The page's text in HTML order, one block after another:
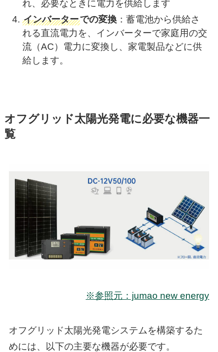
れ、必要なときに電力を供給します
インバーターでの変換 ：​蓄電池から供給さ
れる直流電力を、インバーターで家庭用の交
流（AC）電力に変換し、家電製品などに供
給します。
オフグリッド太陽光発電に必要な機器一
覧
※参照元：jumao new energy
オフグリッド太陽光発電システムを構築するた
めには、以下の主要な機器が必要です。